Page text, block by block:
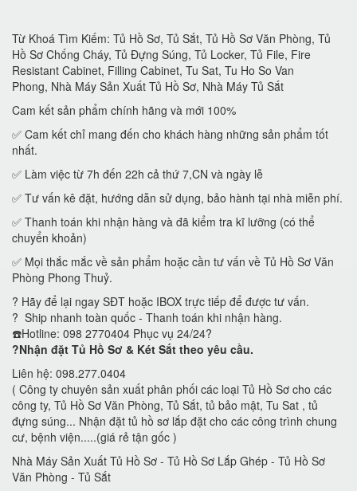
Từ Khoá Tìm Kiếm: Tủ Hồ Sơ, Tủ Sắt, Tủ Hồ Sơ Văn Phòng, Tủ
Hồ Sơ Chống Cháy, Tủ Đựng Súng, Tủ Locker, Tủ File, Fire
Resistant Cabinet, Filling Cabinet, Tu Sat, Tu Ho So Van
Phong, Nhà Máy Sản Xuất Tủ Hồ Sơ, Nhà Máy Tủ Sắt
Cam kết sản phẩm chính hãng và mới 100%
✅ Cam kết chỉ mang đến cho khách hàng những sản phẩm tốt
nhất.
✅ Làm việc từ 7h đến 22h cả thứ 7,CN và ngày lễ
✅ Tư vấn kê đặt, hướng dẫn sử dụng, bảo hành tại nhà miễn phí.
✅ Thanh toán khi nhận hàng và đã kiểm tra kĩ lưỡng (có thể
chuyển khoản)
✅ Mọi thắc mắc về sản phẩm hoặc cần tư vấn về Tủ Hồ Sơ Văn
Phòng Phong Thuỷ.
? Hãy để lại ngay SĐT hoặc IBOX trực tiếp để được tư vấn.
? Ship nhanh toàn quốc - Thanh toán khi nhận hàng.
☎️Hotline: 098 2770404 Phục vụ 24/24?
?Nhận đặt Tủ Hồ Sơ & Két Sắt theo yêu cầu.
Liên hệ: 098.277.0404
( Công ty chuyên sản xuất phân phối các loại Tủ Hồ Sơ cho các
công ty, Tủ Hồ Sơ Văn Phòng, Tủ Sắt, tủ bảo mật, Tu Sat , tủ
đựng súng... Nhận đặt tủ hồ sơ lắp đặt cho các công trình chung
cư, bệnh viện.....(giá rẻ tận gốc )
Nhà Máy Sản Xuất Tủ Hồ Sơ - Tủ Hồ Sơ Lắp Ghép - Tủ Hồ Sơ
Văn Phòng - Tủ Sắt